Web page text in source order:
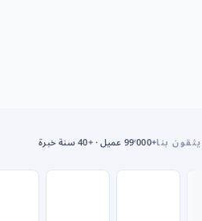
يثقون بنا+99٬000 عميل · +40 سنة خبرة